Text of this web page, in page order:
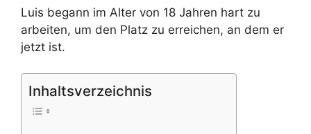
Luis begann im Alter von 18 Jahren hart zu
arbeiten, um den Platz zu erreichen, an dem er
jetzt ist.
Inhaltsverzeichnis